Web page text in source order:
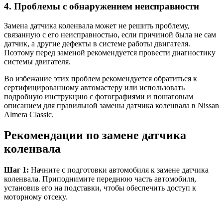
4. Проблемы с обнаружением неисправности
Замена датчика коленвала может не решить проблему,
связанную с его неисправностью, если причиной была не сам
датчик, а другие дефекты в системе работы двигателя.
Поэтому перед заменой рекомендуется провести диагностику
системы двигателя.
Во избежание этих проблем рекомендуется обратиться к
сертифицированному автомастеру или использовать
подробную инструкцию с фотографиями и пошаговым
описанием для правильной замены датчика коленвала в Nissan
Almera Classic.
Рекомендации по замене датчика
коленвала
Шаг 1: Начните с подготовки автомобиля к замене датчика
коленвала. Приподнимите переднюю часть автомобиля,
установив его на подставки, чтобы обеспечить доступ к
моторному отсеку.